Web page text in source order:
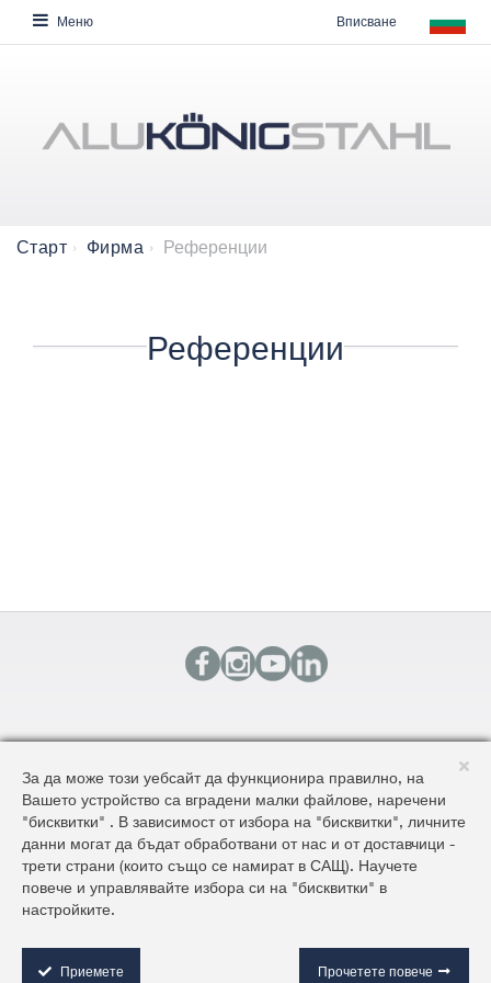
Меню Вписване
Старт Фирма Референции
Референции
КАРТА НА САЙТА
ОБЩИ УСЛОВИЯ ЗА ДОСТАВКА И ПРОДАЖБА
ОБЩИ УСЛОВИЯ НА САЙТА И ЗАЩИТА НА ЛИЧНИТЕ ДАННИ
©2026 AluKönigStahl
o
o
За да може този уебсайт да функционира правилно, на
Вашето устройство са вградени малки файлове, наречени
"бисквитки" . В зависимост от избора на "бисквитки", личните
данни могат да бъдат обработвани от нас и от доставчици -
трети страни (които също се намират в САЩ). Научете
повече и управлявайте избора си на "бисквитки" в
настройките.
Приемете Прочетете повече